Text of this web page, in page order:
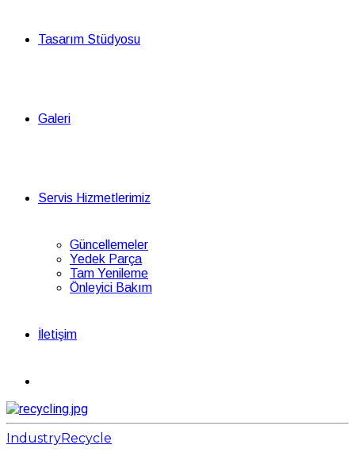
Tasarım Stüdyosu
Galeri
Servis Hizmetlerimiz
Güncellemeler
Yedek Parça
Tam Yenileme
Önleyici Bakım
İletişim
IndustryRecycle